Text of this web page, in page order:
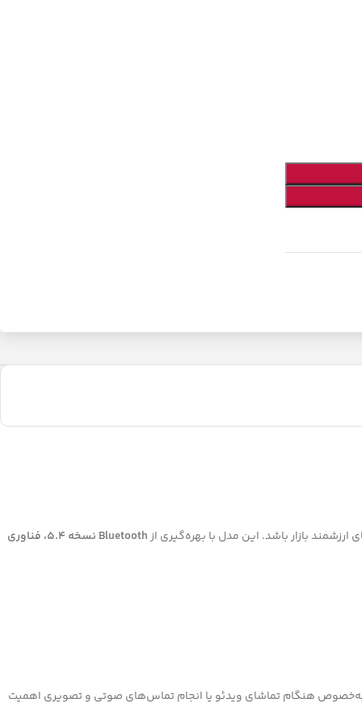
بازار باشد. این مدل با بهره‌گیری از Bluetooth نسخه 5.4، فناوری
به‌خصوص هنگام تماشای ویدئو یا انجام تماس‌های صوتی و تصویری اهمیت